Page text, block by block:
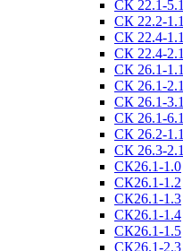
СК 22.1-5.1
СК 22.2-1.1
СК 22.4-1.1
СК 22.4-2.1
СК 26.1-1.1
СК 26.1-2.1
СК 26.1-3.1
СК 26.1-6.1
СК 26.2-1.1
СК 26.3-2.1
СК26.1-1.0
СК26.1-1.2
СК26.1-1.3
СК26.1-1.4
СК26.1-1.5
СК26.1-2.3